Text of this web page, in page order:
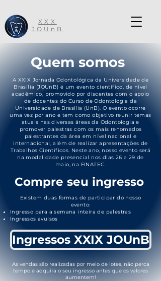
XXX
JOUnB
Quem somos
A XXIX Jornada Odontológica da Universidade de
Brasília (JOUnB) é um evento científico, de nível
acadêmico, promovido por discentes com o apoio
de docentes do Curso de Odontologia da
Universidade de Brasília (UnB). O evento ocorre
uma vez por ano e tem como objetivo reunir temas
atuais nas diversas áreas da Odontologia e
promover palestras com os mais renomados
palestrantes da área em nível nacional e
internacional, além de realizar apresentações de
Trabalhos Científicos. Neste ano, nosso evento será
na modalidade presencial nos dias 26 a 29 de
maio, na FINATEC.
Compre seu ingresso
Existem duas formas de participar do nosso
evento:
Ingresso para a semana inteira de palestras
​Ingressos avulsos
Ingressos XXIX JOUnB
As vendas são realizadas por meio de lotes, não perca
tempo e adquira o seu ingresso antes que os valores
aumentem!